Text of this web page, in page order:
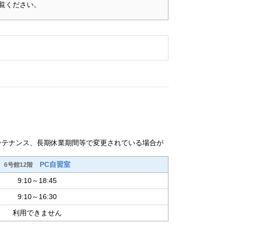
ください。
ナンス、長期休業期間等で変更されている場合が
6号館12階PC自習室
9:10～18:45
9:10～16:30
利用できません